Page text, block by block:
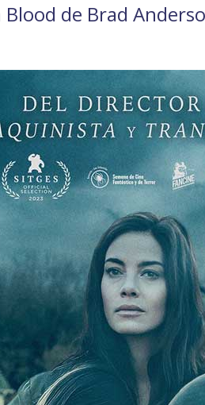
de Brad